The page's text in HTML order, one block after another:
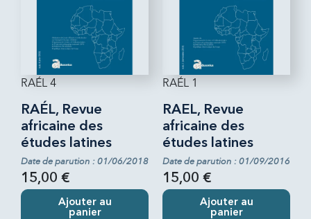
RAÉL 4
RAÉL, Revue
africaine des
études latines
Date de parution : 01/06/2018
15,00 €
Ajouter au
panier
RAÉL 1
RAEL, Revue
africaine des
études latines
Date de parution : 01/09/2016
15,00 €
Ajouter au
panier